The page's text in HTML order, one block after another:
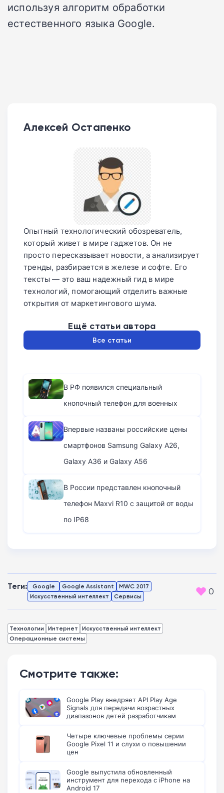
используя алгоритм обработки
естественного языка Google.
Алексей Остапенко
Опытный технологический обозреватель,
который живет в мире гаджетов. Он не
просто пересказывает новости, а анализирует
тренды, разбирается в железе и софте. Его
тексты — это ваш надежный гид в мире
технологий, помогающий отделить важные
открытия от маркетингового шума.
Ещё статьи автора
Все статьи
В РФ появился специальный
кнопочный телефон для военных
Впервые названы российские цены
смартфонов Samsung Galaxy A26,
Galaxy A36 и Galaxy A56
В России представлен кнопочный
телефон Maxvi R10 с защитой от воды
по IP68
Теги: Google Google Assistant
MWC 2017
Искусственный интеллект
Сервисы 0
Технологии Интернет Искусственный интеллект
Операционные системы
Смотрите также:
Google Play внедряет API Play Age
Signals для передачи возрастных
диапазонов детей разработчикам
Четыре ключевые проблемы серии
Google Pixel 11 и слухи о повышении
цен
Google выпустила обновленный
инструмент для перехода с iPhone на
Android 17